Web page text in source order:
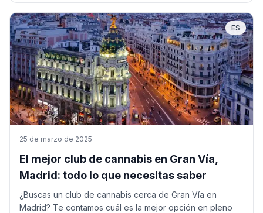
para disfrutar de una experiencia segura y privada.
ES
25 de marzo de 2025
El mejor club de cannabis en Gran Vía,
Madrid: todo lo que necesitas saber
¿Buscas un club de cannabis cerca de Gran Vía en
Madrid? Te contamos cuál es la mejor opción en pleno